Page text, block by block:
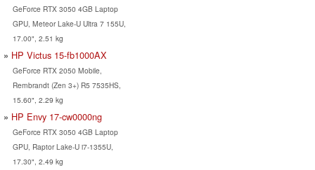
GeForce RTX 3050 4GB Laptop
GPU, Meteor Lake-U Ultra 7 155U,
17.00", 2.51 kg
HP Victus 15-fb1000AX
GeForce RTX 2050 Mobile,
Rembrandt (Zen 3+) R5 7535HS,
15.60", 2.29 kg
HP Envy 17-cw0000ng
GeForce RTX 3050 4GB Laptop
GPU, Raptor Lake-U i7-1355U,
17.30", 2.49 kg